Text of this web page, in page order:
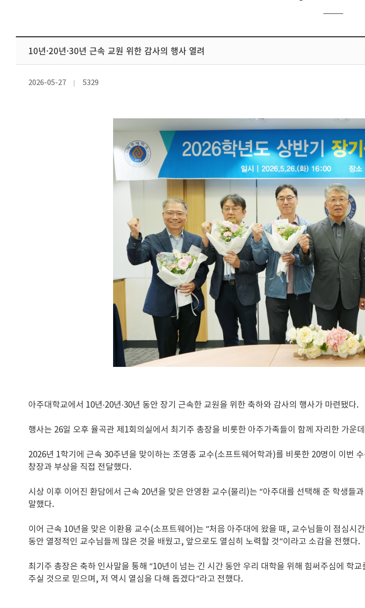
10년·20년·30년 근속 교원 위한 감사의 행사 열려
2026-05-27 5329
아주대학교에서 10년·20년·30년 동안 장기 근속한 교원을 위한 축하와 감사의 행사가 마련됐다.
행사는 26일 오후 율곡관 제1회의실에서 최기주 총장을 비롯한 아주가족들이 함께 자리한 가운
2026년 1학기에 근속 30주년을 맞이하는 조영종 교수(소프트웨어학과)를 비롯한 20명이 이번
창장과 부상을 직접 전달했다.
시상 이후 이어진 환담에서 근속 20년을 맞은 안영환 교수(물리)는 “아주대를 선택해 준 학생들
말했다.
이어 근속 10년을 맞은 이환용 교수(소프트웨어)는 “처음 아주대에 왔을 때, 교수님들이 점심시
동안 열정적인 교수님들께 많은 것을 배웠고, 앞으로도 열심히 노력할 것”이라고 소감을 전했다.
최기주 총장은 축하 인사말을 통해 “10년이 넘는 긴 시간 동안 우리 대학을 위해 힘써주심에 학
주실 것으로 믿으며, 저 역시 열심을 다해 돕겠다”라고 전했다.